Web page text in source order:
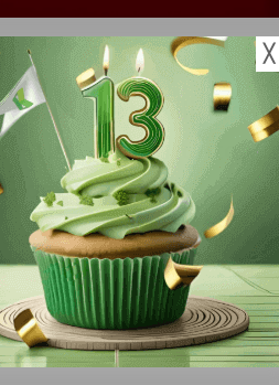
Green Know 14 Febrero, 2022
Conoce la legalidad
impleméntala junto
Sign
Conoce la legalidad de la firma
Know y...
╳